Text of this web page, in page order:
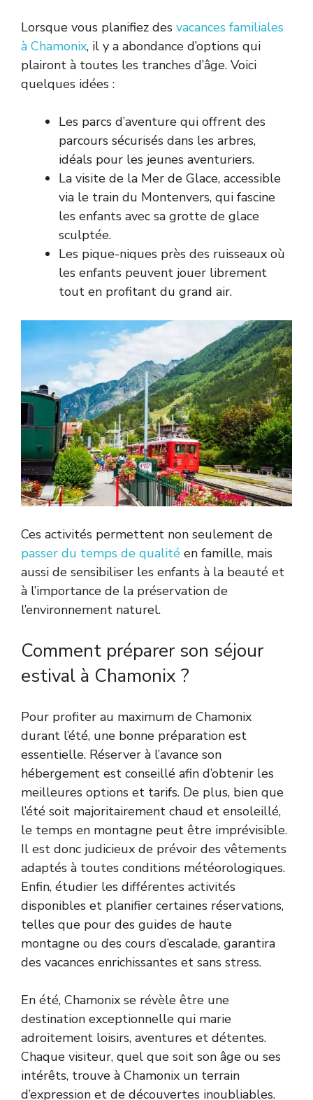
Lorsque vous planifiez des vacances familiales
à Chamonix, il y a abondance d’options qui
plairont à toutes les tranches d’âge. Voici
quelques idées :
Les parcs d’aventure qui offrent des
parcours sécurisés dans les arbres,
idéals pour les jeunes aventuriers.
La visite de la Mer de Glace, accessible
via le train du Montenvers, qui fascine
les enfants avec sa grotte de glace
sculptée.
Les pique-niques près des ruisseaux où
les enfants peuvent jouer librement
tout en profitant du grand air.
Ces activités permettent non seulement de
passer du temps de qualité en famille, mais
aussi de sensibiliser les enfants à la beauté et
à l’importance de la préservation de
l’environnement naturel.
Comment préparer son séjour
estival à Chamonix ?
Pour profiter au maximum de Chamonix
durant l’été, une bonne préparation est
essentielle. Réserver à l’avance son
hébergement est conseillé afin d’obtenir les
meilleures options et tarifs. De plus, bien que
l’été soit majoritairement chaud et ensoleillé,
le temps en montagne peut être imprévisible.
Il est donc judicieux de prévoir des vêtements
adaptés à toutes conditions météorologiques.
Enfin, étudier les différentes activités
disponibles et planifier certaines réservations,
telles que pour des guides de haute
montagne ou des cours d’escalade, garantira
des vacances enrichissantes et sans stress.
En été, Chamonix se révèle être une
destination exceptionnelle qui marie
adroitement loisirs, aventures et détentes.
Chaque visiteur, quel que soit son âge ou ses
intérêts, trouve à Chamonix un terrain
d’expression et de découvertes inoubliables.